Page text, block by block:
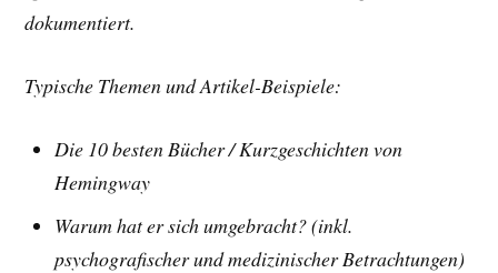
dokumentiert.
Typische Themen und Artikel-Beispiele:
Die 10 besten Bücher /Kurzgeschichten von
Hemingway
Warum hat er sich umgebracht? (inkl.
psychografischer und medizinischer Betrachtungen)